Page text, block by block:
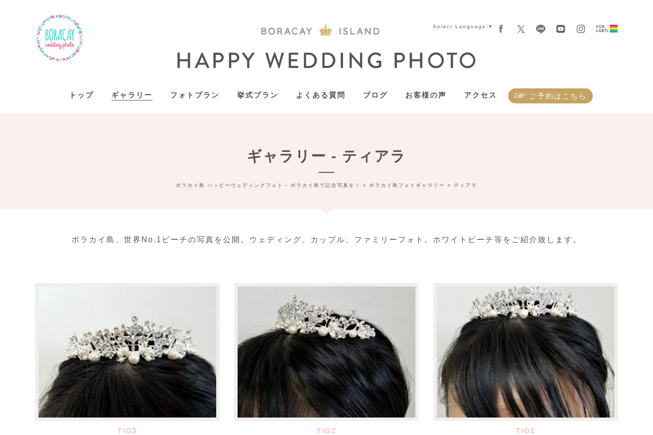
トップ ギャラリー フォトプラン 挙式プラン よくある質問 ブログ お客様の声 アクセス ご予約はこちら
Select Language ▼
ギャラリー - ティアラ
ボラカイ島 ハッピーウェディングフォト - ボラカイ島で記念写真を！ > ボラカイ島フォトギャラリー > ティアラ
ボラカイ島、世界No.1ビーチの写真を公開。ウェディング、カップル、ファミリーフォト。ホワイトビーチ等をご紹介致します。
TIG3 TIG2 TIG1